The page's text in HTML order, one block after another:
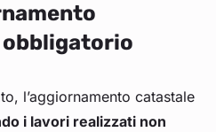
obbligatorio
l’aggiornamento catastale
i lavori realizzati non